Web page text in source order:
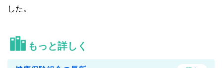
した。
もっと詳しく